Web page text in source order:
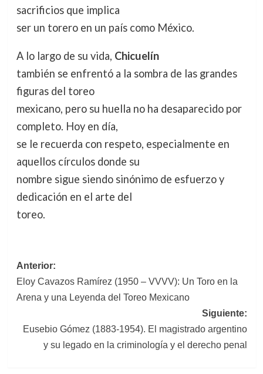
sacrificios que implica
ser un torero en un país como México.
A lo largo de su vida, Chicuelín
también se enfrentó a la sombra de las grandes
figuras del toreo
mexicano, pero su huella no ha desaparecido por
completo. Hoy en día,
se le recuerda con respeto, especialmente en
aquellos círculos donde su
nombre sigue siendo sinónimo de esfuerzo y
dedicación en el arte del
toreo.
Navegación
de
entradas
Anterior:
Eloy Cavazos Ramírez (1950 – VVVV): Un Toro en la
Arena y una Leyenda del Toreo Mexicano
Siguiente:
Eusebio Gómez (1883-1954). El magistrado argentino
y su legado en la criminología y el derecho penal